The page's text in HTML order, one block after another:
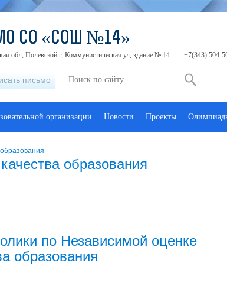
образования
по Независимой оценке
образования
СО «СОШ №14»
обл, Полевской г, Коммунистическая ул, здание № 14 +7(343) 504-
письмо
организации Новости Проекты